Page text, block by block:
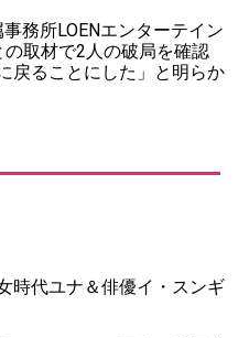
務所LOENエンターテイン
の取材で2人の破局を確認
戻ることにした」と明らか
時代ユナ＆俳優イ・スンギ